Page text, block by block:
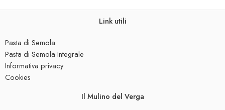
Link utili
Pasta di Semola
Pasta di Semola Integrale
Informativa privacy
Cookies
Il Mulino del Verga